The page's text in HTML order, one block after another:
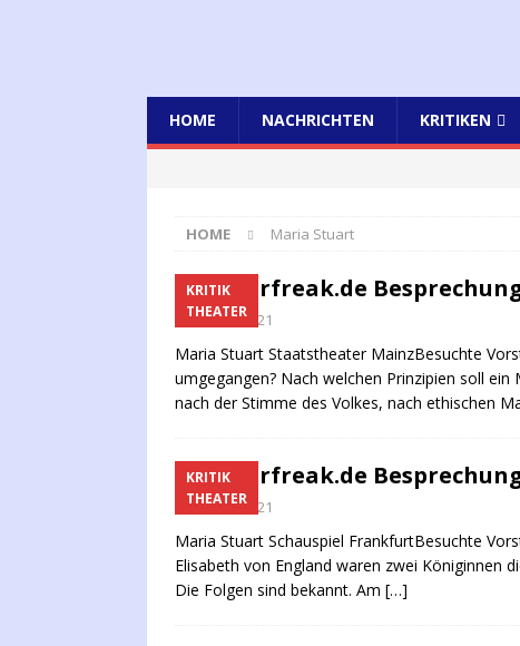
HOME NACHRICHTEN KRITIKEN
HOME Maria Stuart
KRITIK
THEATER
kulturfreak.de
6. März 2021
Maria Stuart Staatstheater MainzBesuchte
umgegangen? Nach welchen Prinzipien soll
nach der Stimme des Volkes, nach ethischen
KRITIK
THEATER
kulturfreak.de
6. März 2021
Maria Stuart Schauspiel FrankfurtBesuchte
Elisabeth von England waren zwei Königinnen
Die Folgen sind bekannt. Am […]